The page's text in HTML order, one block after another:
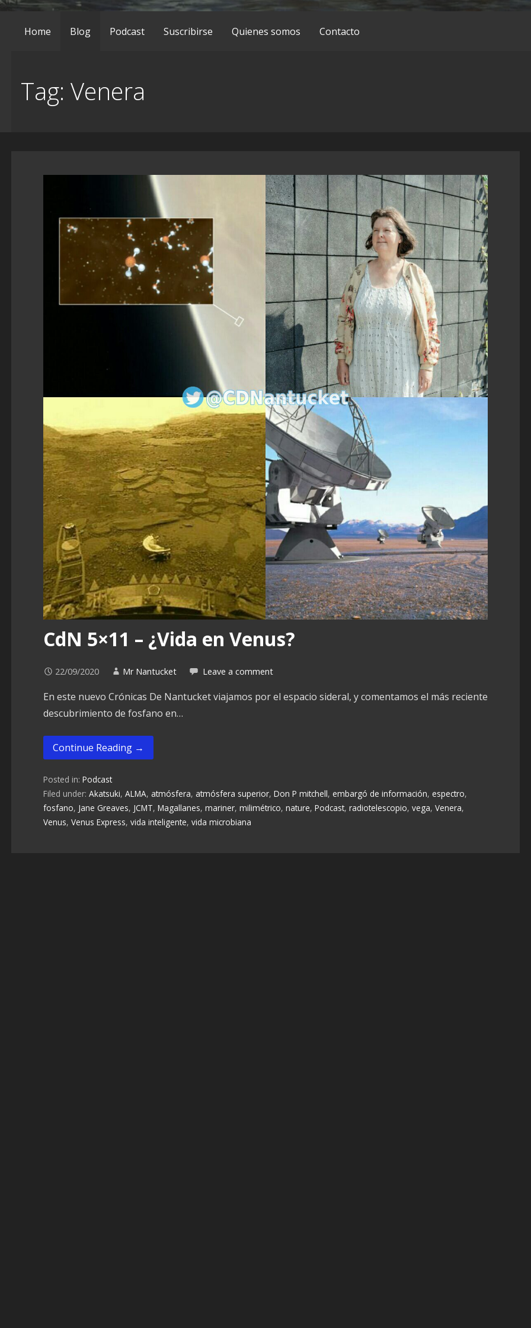
Home Blog Podcast Suscribirse Quienes somos Contacto
Tag: Venera
CdN 5×11 – ¿Vida en Venus?
22/09/2020 Mr Nantucket Leave a comment
En este nuevo Crónicas De Nantucket viajamos por el espacio sideral, y comentamos el más reciente
descubrimiento de fosfano en…
Continue Reading →
Posted in: Podcast
Filed under: Akatsuki, ALMA, atmósfera, atmósfera superior, Don P mitchell, embargó de información, espectro,
fosfano, Jane Greaves, JCMT, Magallanes, mariner, milimétrico, nature, Podcast, radiotelescopio, vega, Venera,
Venus, Venus Express, vida inteligente, vida microbiana